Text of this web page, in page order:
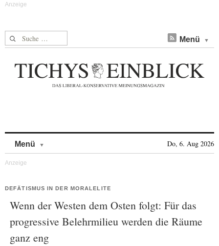
Suche nach: Menü
Menü Do, 6. Aug 2026
DEFÄTISMUS IN DER MORALELITE
Wenn der Westen dem Osten folgt: Für das
progressive Belehrmilieu werden die Räume
ganz eng